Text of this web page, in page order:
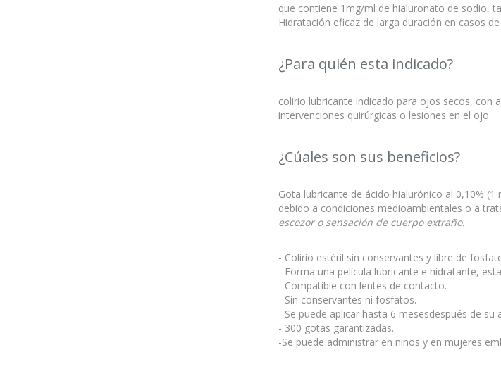
que contiene 1mg/ml de hialuronato de sodio,
Hidratación eficaz de larga duración en casos
¿Para quién esta indicado?
colirio lubricante indicado para ojos secos, con
intervenciones quirúrgicas o lesiones en el ojo.
¿Cúales son sus beneficios?
Gota lubricante de ácido hialurónico al 0,10%
debido a condiciones medioambientales o a
escozor o sensación de cuerpo extraño.
- Colirio estéril sin conservantes y libre de
- Forma una película lubricante e hidratante,
- Compatible con lentes de contacto.
- Sin conservantes ni fosfatos.
- Se puede aplicar hasta 6 mesesdespués de su
- 300 gotas garantizadas.
-Se puede administrar en niños y en mujeres